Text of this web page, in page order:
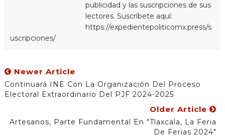
publicidad y las suscripciones de sus
lectores. Suscríbete aquí:
https://expedientepoliticomx.press/s
uscripciones/
Newer Article
Continuará INE Con La Organización Del Proceso
Electoral Extraordinario Del PJF 2024-2025
Older Article
Artesanos, Parte Fundamental En "Tlaxcala, La Feria
De Ferias 2024"